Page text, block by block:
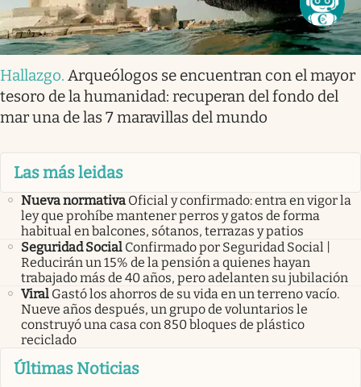
Hallazgo. Arqueólogos se encuentran con el mayor
tesoro de la humanidad: recuperan del fondo del
mar una de las 7 maravillas del mundo
Las más leidas
Nueva normativa Oficial y confirmado: entra en vigor la
ley que prohíbe mantener perros y gatos de forma
habitual en balcones, sótanos, terrazas y patios
Seguridad Social Confirmado por Seguridad Social |
Reducirán un 15% de la pensión a quienes hayan
trabajado más de 40 años, pero adelanten su jubilación
Viral Gastó los ahorros de su vida en un terreno vacío.
Nueve años después, un grupo de voluntarios le
construyó una casa con 850 bloques de plástico
reciclado
Últimas Noticias